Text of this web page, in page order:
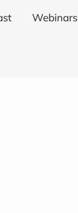
Webinars